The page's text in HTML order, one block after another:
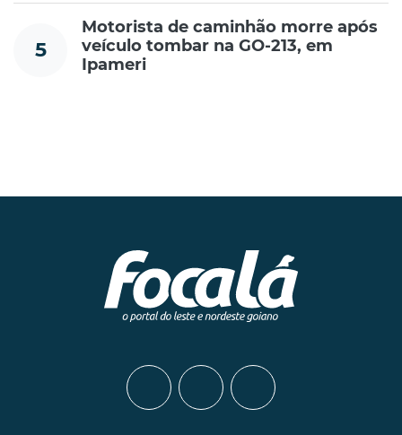
5
Motorista de caminhão morre após
veículo tombar na GO-213, em
Ipameri